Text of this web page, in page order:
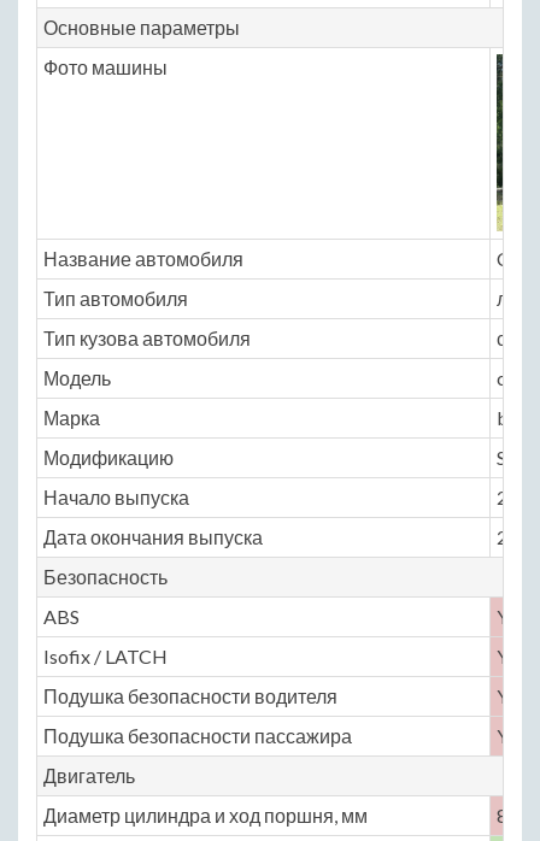
Основные параметры
Фото машины
Название автомобиля
Тип автомобиля
Тип кузова автомобиля
Модель
Марка
Модификацию
Начало выпуска
2014
Дата окончания выпуска
2016
Безопасность
ABS
Yes
Isofix / LATCH
Yes
Подушка безопасности водителя
Yes
Подушка безопасности пассажира
Yes
Двигатель
Диаметр цилиндра и ход поршня, мм
82 ×